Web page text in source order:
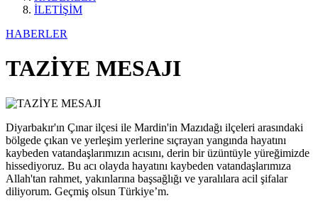
İLETİŞİM
HABERLER
TAZİYE MESAJI
Diyarbakır'ın Çınar ilçesi ile Mardin'in Mazıdağı ilçeleri arasındaki
bölgede çıkan ve yerleşim yerlerine sıçrayan yangında hayatını
kaybeden vatandaşlarımızın acısını, derin bir üzüntüyle yüreğimizde
hissediyoruz. Bu acı olayda hayatını kaybeden vatandaşlarımıza
Allah'tan rahmet, yakınlarına başsağlığı ve yaralılara acil şifalar
diliyorum. Geçmiş olsun Türkiye’m.